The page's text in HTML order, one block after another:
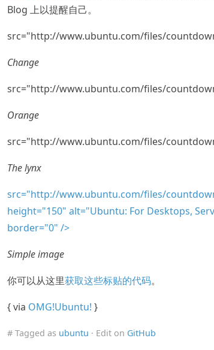
Blog 上以提醒自己。
src="http://www.ubuntu.com/files/
Change
src="http://www.ubuntu.com/files/
Orange
src="http://www.ubuntu.com/files/
The lynx
src="http://www.ubuntu.com/files/
height="150" alt="Ubuntu: For Desktops,
border="0" />
Simple image
你可以从这里获取这些标贴的代码。
{ via OMG!Ubuntu! }
# Tagged as ubuntu · Edit on GitHub